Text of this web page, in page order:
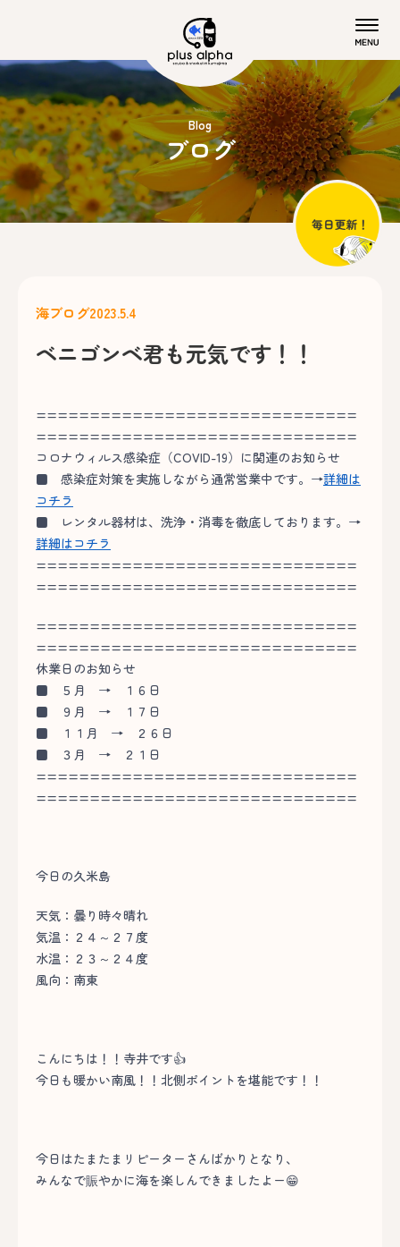
Blog
ブログ
海ブログ2023.5.4
ベニゴンベ君も元気です！！
==============================
==============================
コロナウィルス感染症（COVID-19）に関連のお知らせ
■ 感染症対策を実施しながら通常営業中です。→詳細は
コチラ
■ レンタル器材は、洗浄・消毒を徹底しております。→
詳細はコチラ
==============================
==============================
==============================
==============================
休業日のお知らせ
■ ５月 → １６日
■ ９月 → １７日
■ １１月 → ２６日
■ ３月 → ２１日
==============================
==============================
今日の久米島
天気：曇り時々晴れ
気温：２４～２７度
水温：２３～２４度
風向：南東
こんにちは！！寺井です👍
今日も暖かい南風！！北側ポイントを堪能です！！
今日はたまたまリピーターさんばかりとなり、
みんなで賑やかに海を楽しんできましたよー😁